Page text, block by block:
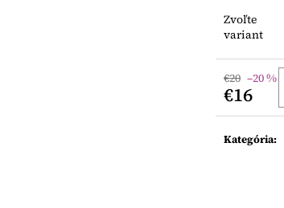
Zvoľte
variant
€20 –20 %
€16
Jednotková
Kategória: